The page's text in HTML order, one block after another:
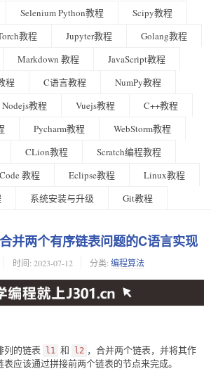
Selenium Python教程
Scipy教程
教程 Jupyter教程
Golang教程
Markdown 教程
JavaScript教程
程
C语言教程
NumPy教程
Nodejs教程 Vuejs教程
C++教程
Pycharm教程
WebStorm教程
CLion教程
Scratch编程教程
教程 Eclipse教程
Linux教程
系统安装与升级 Git教程
并两个有序链表问题的C语言实现
时间: 2023-07-12 分类: 编程算法
列的链表 l1 和 l2 ，合并两个链表，并将其作
应该通过拼接前两个链表的节点来完成。